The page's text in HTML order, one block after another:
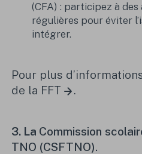
(CFA) : participez à des
régulières pour éviter
intégrer.
Pour plus
de la FFT
.
3. La Commission
TNO (CSFTNO).